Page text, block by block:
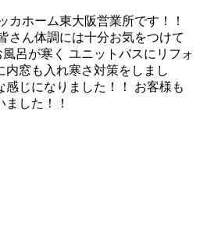
カホーム東大阪営業所です！！
さん体調には十分お気をつけて
呂が寒く ユニットバスにリフォ
内窓も入れ寒さ対策をしまし
になりました！！ お客様も
した！！